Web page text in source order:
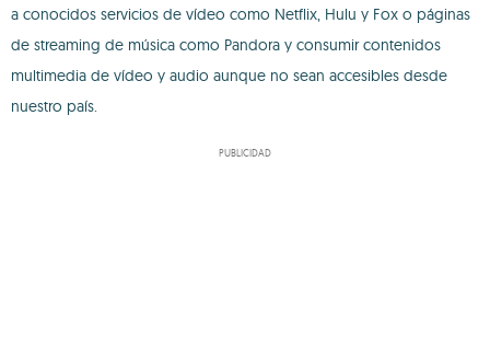
a conocidos servicios de vídeo como Netflix, Hulu y Fox o páginas
de streaming de música como Pandora y consumir contenidos
multimedia de vídeo y audio aunque no sean accesibles desde
nuestro país.
PUBLICIDAD